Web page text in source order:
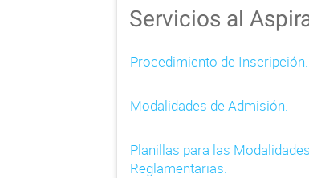
Servicios al
Procedimiento de Inscripción.
Modalidades de Admisión.
Planillas para las Modalidades
Reglamentarias.